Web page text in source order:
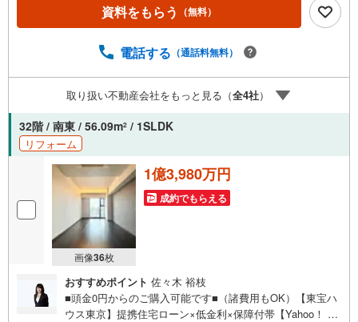
予約をする」ボタンからお問い合わせください。※必ずYah
スライトは出金と譲渡はできません。ご案内・詳細な資料
時受け付けております！■頭金0円からのご購入可能です■
（諸費用もOK）お気軽にお問い合わせください。
資料をもらう （無料）
電話する （通話料無料）
取り扱い不動産会社をもっと見る（全4社）
32階 / 南東 / 56.09m2 / 1SLDK
リフォーム
画像36枚
1億3,980万円
成約でもらえる
おすすめポイント 佐々木 裕枝
■頭金0円からのご購入可能です■（諸費用もOK）【東宝ハ
ウス東京】提携住宅ローン×低金利×保障付帯【Yahoo！ 不